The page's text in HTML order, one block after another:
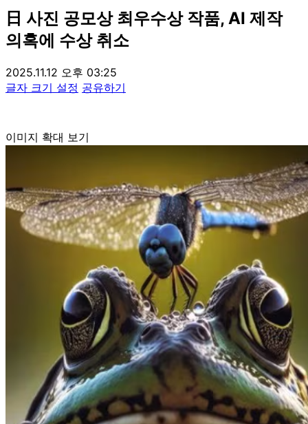
日 사진 공모상 최우수상 작품, AI 제작
의혹에 수상 취소
2025.11.12 오후 03:25
글자 크기 설정 공유하기
이미지 확대 보기